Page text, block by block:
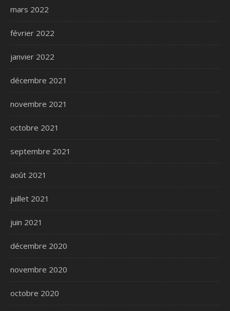
mars 2022
février 2022
janvier 2022
décembre 2021
novembre 2021
octobre 2021
septembre 2021
août 2021
juillet 2021
juin 2021
décembre 2020
novembre 2020
octobre 2020